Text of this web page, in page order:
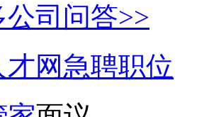
司问答>>
网急聘职位